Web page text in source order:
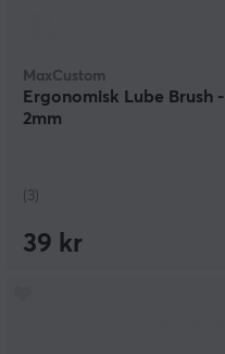
MaxCustom
Ergonomisk Lube Brush -
2mm
(3)
39 kr